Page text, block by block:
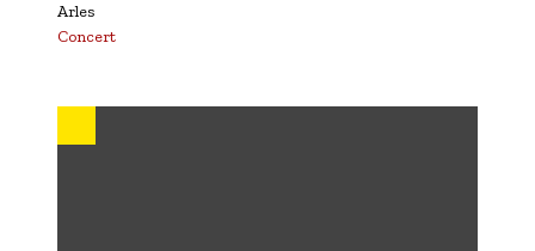
Arles
Concert